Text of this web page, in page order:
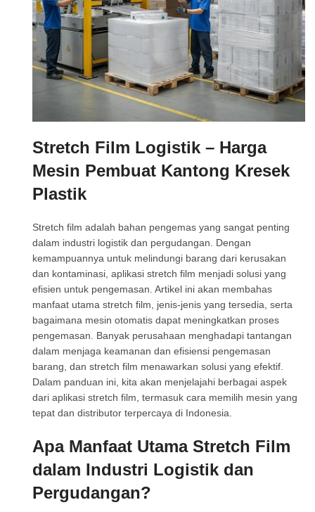
Stretch Film Logistik – Harga
Mesin Pembuat Kantong Kresek
Plastik
Stretch film adalah bahan pengemas yang sangat penting
dalam industri logistik dan pergudangan. Dengan
kemampuannya untuk melindungi barang dari kerusakan
dan kontaminasi, aplikasi stretch film menjadi solusi yang
efisien untuk pengemasan. Artikel ini akan membahas
manfaat utama stretch film, jenis-jenis yang tersedia, serta
bagaimana mesin otomatis dapat meningkatkan proses
pengemasan. Banyak perusahaan menghadapi tantangan
dalam menjaga keamanan dan efisiensi pengemasan
barang, dan stretch film menawarkan solusi yang efektif.
Dalam panduan ini, kita akan menjelajahi berbagai aspek
dari aplikasi stretch film, termasuk cara memilih mesin yang
tepat dan distributor terpercaya di Indonesia.
Apa Manfaat Utama Stretch Film
dalam Industri Logistik dan
Pergudangan?